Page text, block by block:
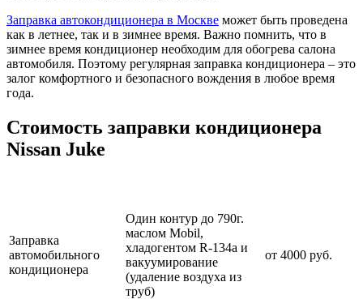
Заправка автокондиционера в Москве может быть проведена
как в летнее, так и в зимнее время. Важно помнить, что в
зимнее время кондиционер необходим для обогрева салона
автомобиля. Поэтому регулярная заправка кондиционера – это
залог комфортного и безопасного вождения в любое время
года.
Стоимость заправки кондиционера
Nissan Juke
Заправка
автомобильного
кондиционера
Один контур до 790г.
маслом Mobil,
хладогентом R-134a и
вакуумирование
(удаление воздуха из
труб)
от 4000 руб.